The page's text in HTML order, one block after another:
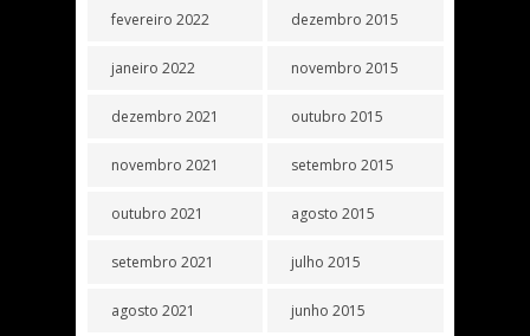
fevereiro 2022
janeiro 2022
dezembro 2021
novembro 2021
outubro 2021
setembro 2021
agosto 2021
dezembro 2015
novembro 2015
outubro 2015
setembro 2015
agosto 2015
julho 2015
junho 2015